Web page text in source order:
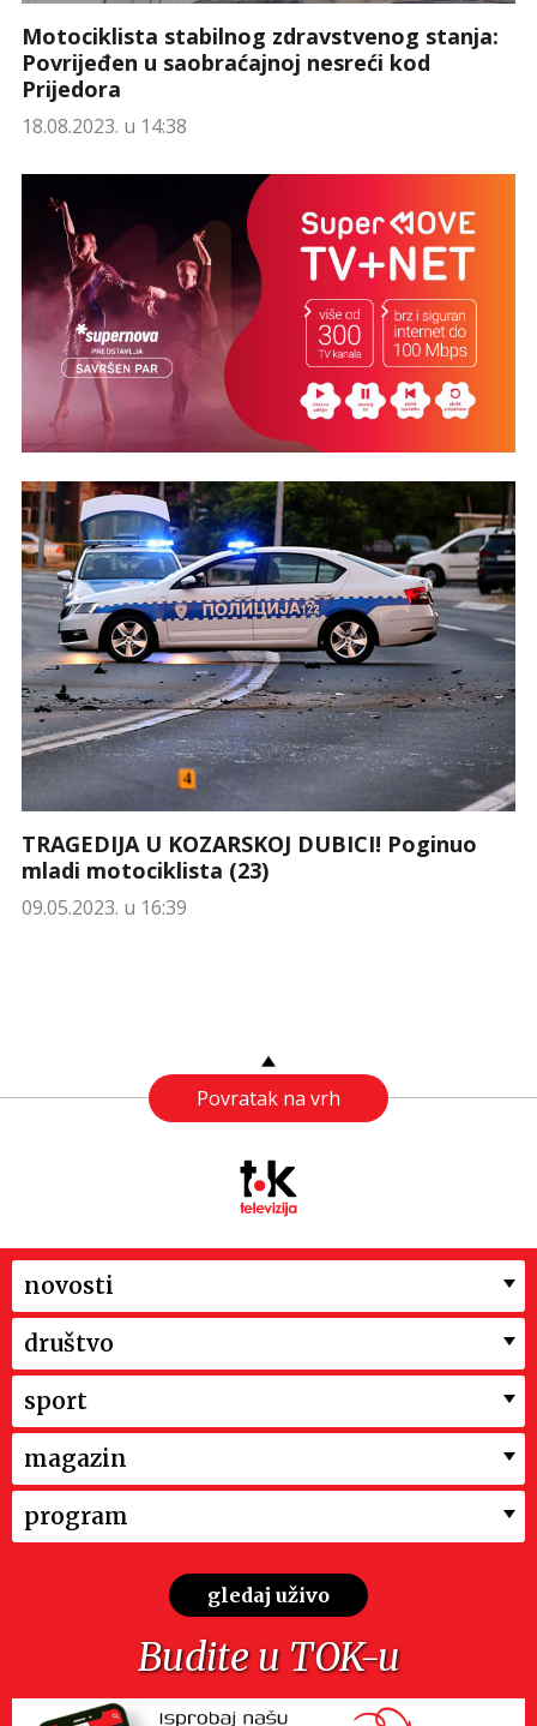
Motociklista stabilnog zdravstvenog stanja:
Povrijeđen u saobraćajnoj nesreći kod
Prijedora
18.08.2023. u 14:38
TRAGEDIJA U KOZARSKOJ DUBICI! Poginuo
mladi motociklista (23)
09.05.2023. u 16:39
Povratak na vrh
novosti
društvo
sport
magazin
program
gledaj uživo
Budite u TOK-u